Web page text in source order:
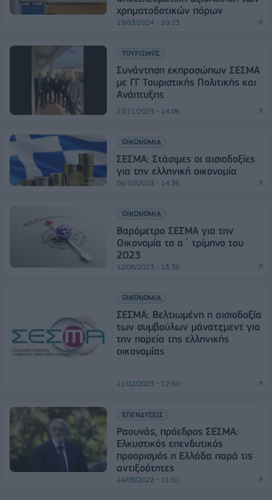
χρηματοδοτικών πόρων
19/03/2024 - 10:23
ΤΟΥΡΙΣΜΟΣ
Συνάντηση εκπροσώπων ΣΕΣΜΑ
με ΓΓ Τουριστικής Πολιτικής και
Ανάπτυξης
23/11/2023 - 14:06
ΟΙΚΟΝΟΜΙΑ
ΣΕΣΜΑ: Στάσιμες οι αισιοδοξίες
για την ελληνική οικονομία
06/10/2023 - 14:36
ΟΙΚΟΝΟΜΙΑ
Βαρόμετρο ΣΕΣΜΑ για την
Οικονομία το α΄ τρίμηνο του
2023
12/06/2023 - 13:36
ΟΙΚΟΝΟΜΙΑ
ΣΕΣΜΑ: Βελτιωμένη η αισιοδοξία
των συμβούλων μάνατζμεντ για
την πορεία της ελληνικής
οικονομίας
21/02/2023 - 17:50
ΕΠΕΝΔΥΣΕΙΣ
Ραουνάς, πρόεδρος ΣΕΣΜΑ:
Ελκυστικός επενδυτικός
προορισμός η Ελλάδα παρά τις
αντιξοότητες
24/09/2022 - 11:01